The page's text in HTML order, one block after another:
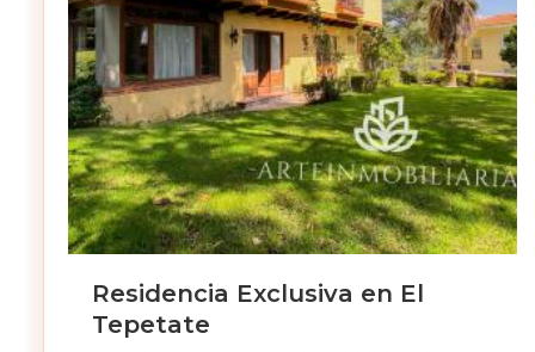
Residencia Exclusiva en El
Tepetate